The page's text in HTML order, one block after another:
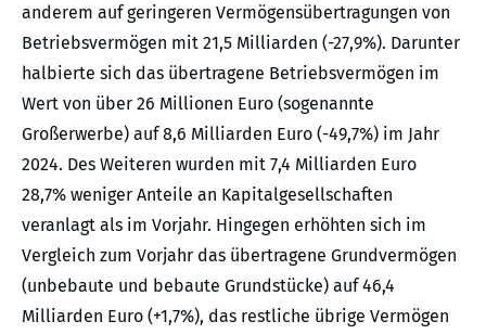
anderem auf geringeren Vermögensübertragungen von
Betriebsvermögen mit 21,5 Milliarden (-27,9%). Darunter
halbierte sich das übertragene Betriebsvermögen im
Wert von über 26 Millionen Euro (sogenannte
Großerwerbe) auf 8,6 Milliarden Euro (-49,7%) im Jahr
2024. Des Weiteren wurden mit 7,4 Milliarden Euro
28,7% weniger Anteile an Kapitalgesellschaften
veranlagt als im Vorjahr. Hingegen erhöhten sich im
Vergleich zum Vorjahr das übertragene Grundvermögen
(unbebaute und bebaute Grundstücke) auf 46,4
Milliarden Euro (+1,7%), das restliche übrige Vermögen